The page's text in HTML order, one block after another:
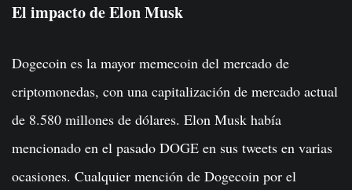
El impacto de Elon Musk
Dogecoin es la mayor memecoin del mercado de
criptomonedas, con una capitalización de mercado actual
de 8.580 millones de dólares. Elon Musk había
mencionado en el pasado DOGE en sus tweets en varias
ocasiones. Cualquier mención de Dogecoin por el